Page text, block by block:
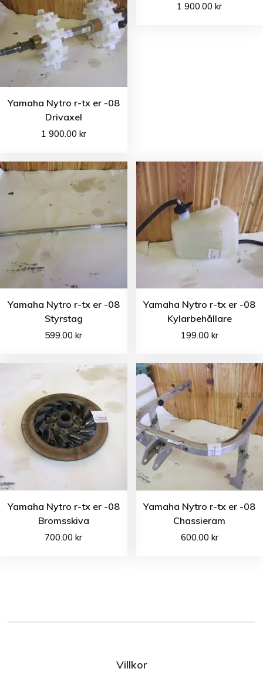
Yamaha Nytro r-tx er -08
Drivaxel
1 900.00 kr
1 900.00kr
Yamaha Nytro r-tx er -08
Styrstag
599.00kr
Yamaha Nytro r-tx er -08
Kylarbehållare
199.00 kr
Yamaha Nytro r-tx er -08
Bromsskiva
700.00kr
Yamaha Nytro r-tx er -08
Chassieram
600.00 kr
Villkor